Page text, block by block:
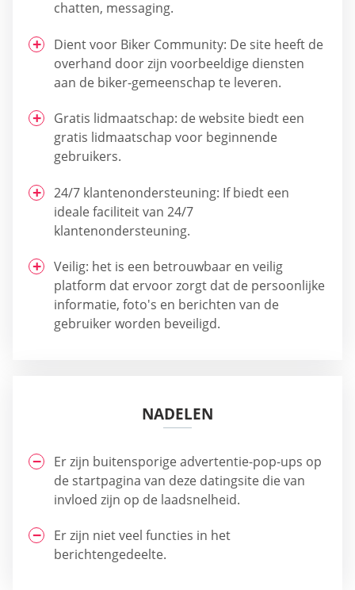
chatten, messaging.
Dient voor Biker Community: De site heeft de
overhand door zijn voorbeeldige diensten
aan de biker-gemeenschap te leveren.
Gratis lidmaatschap: de website biedt een
gratis lidmaatschap voor beginnende
gebruikers.
24/7 klantenondersteuning: If biedt een
ideale faciliteit van 24/7
klantenondersteuning.
Veilig: het is een betrouwbaar en veilig
platform dat ervoor zorgt dat de persoonlijke
informatie, foto's en berichten van de
gebruiker worden beveiligd.
NADELEN
Er zijn buitensporige advertentie-pop-ups op
de startpagina van deze datingsite die van
invloed zijn op de laadsnelheid.
Er zijn niet veel functies in het
berichtengedeelte.